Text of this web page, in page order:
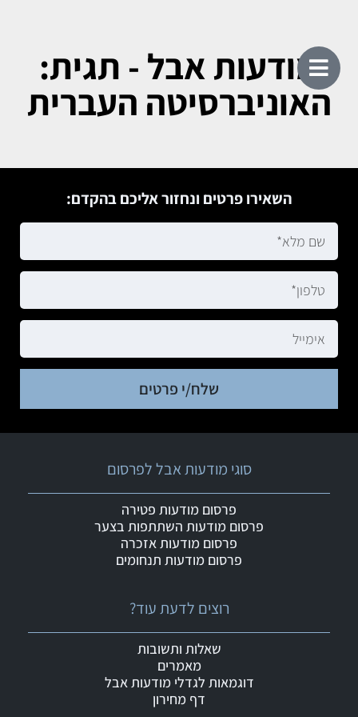
מודעות אבל - תגית:
האוניברסיטה העברית
השאירו פרטים ונחזור אליכם בהקדם:
שלח/י פרטים
רוצים לדעת עוד?
שאלות ותשובות
מאמרים
דוגמאות לגדלי מודעות אבל
דף מחירון
סוגי מודעות אבל לפרסום
פרסום מודעות פטירה
פרסום מודעות השתתפות בצער
פרסום מודעות אזכרה
פרסום מודעות תנחומים